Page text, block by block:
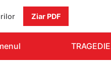
Ziar PDF